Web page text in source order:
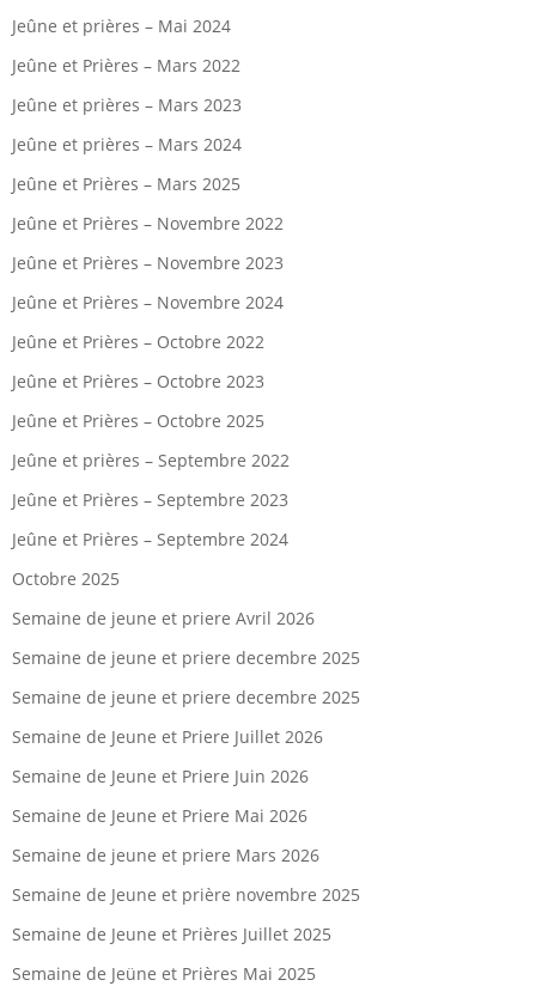
Jeûne et prières – Mai 2024
Jeûne et Prières – Mars 2022
Jeûne et prières – Mars 2023
Jeûne et prières – Mars 2024
Jeûne et Prières – Mars 2025
Jeûne et Prières – Novembre 2022
Jeûne et Prières – Novembre 2023
Jeûne et Prières – Novembre 2024
Jeûne et Prières – Octobre 2022
Jeûne et Prières – Octobre 2023
Jeûne et Prières – Octobre 2025
Jeûne et prières – Septembre 2022
Jeûne et Prières – Septembre 2023
Jeûne et Prières – Septembre 2024
Octobre 2025
Semaine de jeune et priere Avril 2026
Semaine de jeune et priere decembre 2025
Semaine de jeune et priere decembre 2025
Semaine de Jeune et Priere Juillet 2026
Semaine de Jeune et Priere Juin 2026
Semaine de Jeune et Priere Mai 2026
Semaine de jeune et priere Mars 2026
Semaine de Jeune et prière novembre 2025
Semaine de Jeune et Prières Juillet 2025
Semaine de Jeüne et Prières Mai 2025